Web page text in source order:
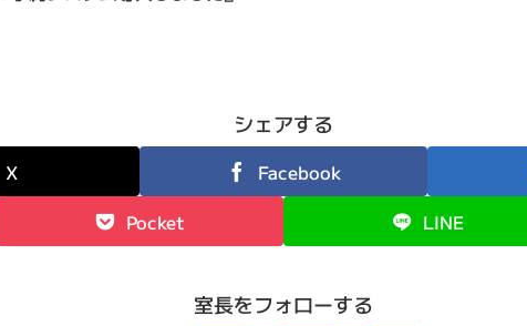
シェアする
X Facebook
Pocket
LINE
室長をフォローする